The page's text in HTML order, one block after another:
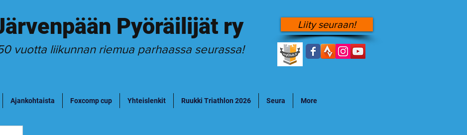
Pyöräilijät ry
vuotta liikunnan riemua parhaassa seurassa!
Liity seuraan!
Ajankohtaista Foxcomp cup Yhteislenkit Ruukki Triathlon 2026 Seura More